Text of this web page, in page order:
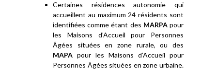
Certaines résidences autonomie qui
accueillent au maximum 24 résidents sont
identifiées comme étant des MARPApour
les Maisons d’Accueil pour Personnes
Âgées situées en zone rurale, ou des
MAPA pour les Maisons d’Accueil pour
Personnes Âgées situées en zone urbaine.